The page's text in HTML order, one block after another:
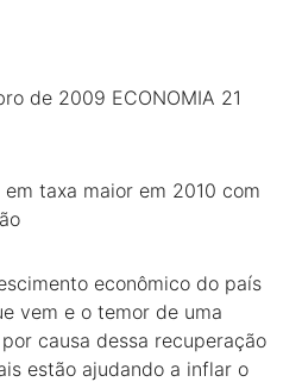
de 2009 ECONOMIA 21
taxa maior em 2010 com
econômico do país
vem e o temor de uma
causa dessa recuperação
estão ajudando a inflar o